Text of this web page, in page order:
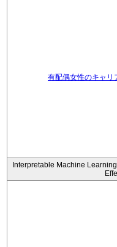
有配偶女性のキャリ
Interpretable Machine